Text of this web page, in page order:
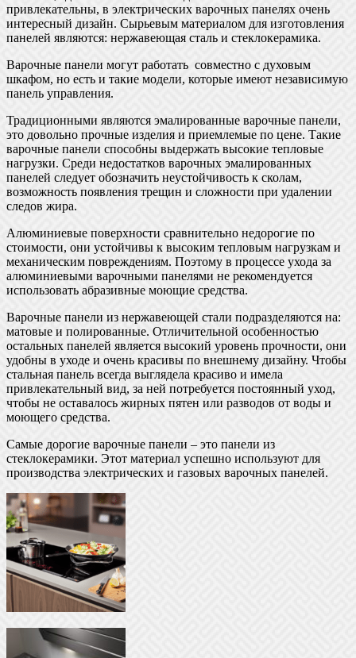
привлекательны, в электрических варочных панелях очень
интересный дизайн. Сырьевым материалом для изготовления
панелей являются: нержавеющая сталь и стеклокерамика.
Варочные панели могут работать совместно с духовым
шкафом, но есть и такие модели, которые имеют независимую
панель управления.
Традиционными являются эмалированные варочные панели,
это довольно прочные изделия и приемлемые по цене. Такие
варочные панели способны выдержать высокие тепловые
нагрузки. Среди недостатков варочных эмалированных
панелей следует обозначить неустойчивость к сколам,
возможность появления трещин и сложности при удалении
следов жира.
Алюминиевые поверхности сравнительно недорогие по
стоимости, они устойчивы к высоким тепловым нагрузкам и
механическим повреждениям. Поэтому в процессе ухода за
алюминиевыми варочными панелями не рекомендуется
использовать абразивные моющие средства.
Варочные панели из нержавеющей стали подразделяются на:
матовые и полированные. Отличительной особенностью
остальных панелей является высокий уровень прочности, они
удобны в уходе и очень красивы по внешнему дизайну. Чтобы
стальная панель всегда выглядела красиво и имела
привлекательный вид, за ней потребуется постоянный уход,
чтобы не оставалось жирных пятен или разводов от воды и
моющего средства.
Самые дорогие варочные панели – это панели из
стеклокерамики. Этот материал успешно используют для
производства электрических и газовых варочных панелей.